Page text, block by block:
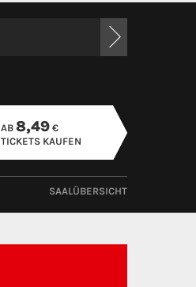
AB 8,49 €
TICKETS KAUFEN
SAALÜBERSICHT